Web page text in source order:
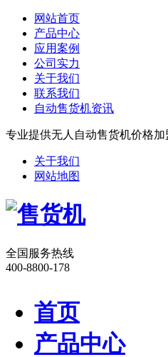
网站首页
产品中心
应用案例
公司实力
关于我们
联系我们
自动售货机资讯
专业提供无人自动售货机价格
关于我们
网站地图
全国服务热线
400-8800-178
首页
产品中心